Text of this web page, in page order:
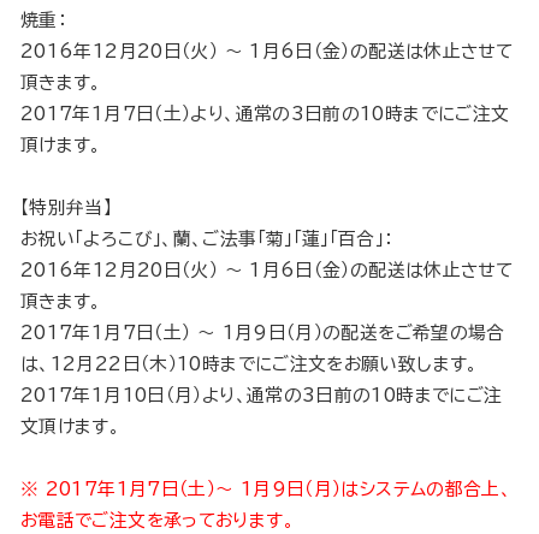
焼重：
2016年12月20日（火） 〜 1月6日（金）の配送は休止させて
頂きます。
2017年1月7日（土）より、通常の3日前の10時までにご注文
頂けます。
【特別弁当】
お祝い「よろこび」、蘭、ご法事「菊」「蓮」「百合」：
2016年12月20日（火） 〜 1月6日（金）の配送は休止させて
頂きます。
2017年1月7日（土） 〜 1月9日（月）の配送をご希望の場合
は、12月22日（木）10時までにご注文をお願い致します。
2017年1月10日（月）より、通常の3日前の10時までにご注
文頂けます。
※ 2017年1月7日（土）〜 1月9日（月）はシステムの都合上、
お電話でご注文を承っております。